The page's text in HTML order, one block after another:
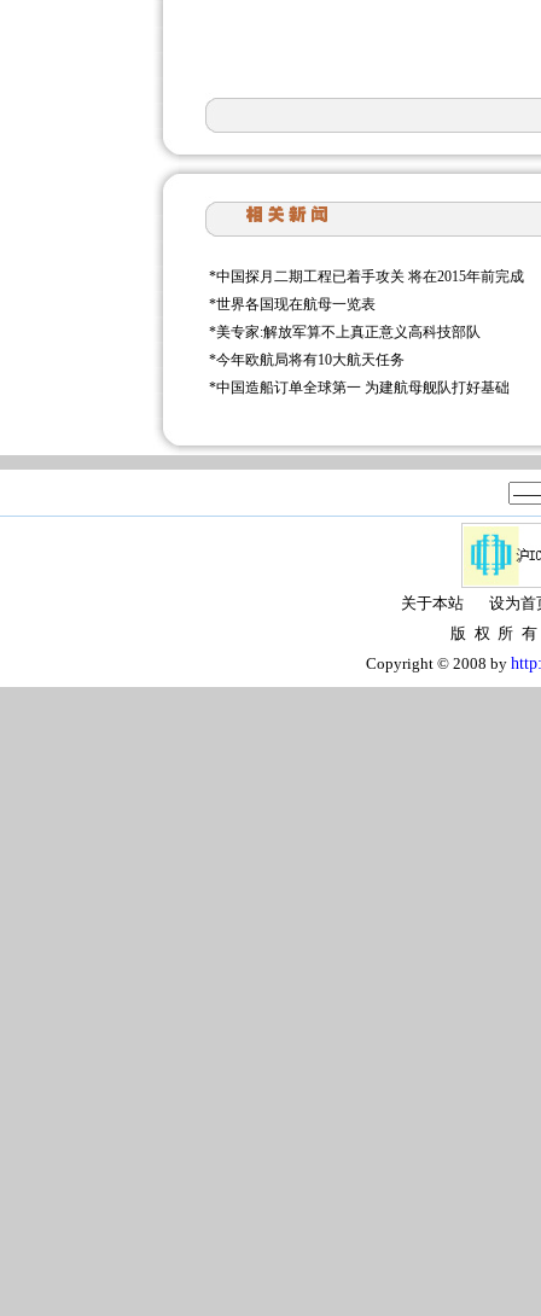
*中国探月二期工程已着手攻关 将在2015年前完成
*世界各国现在航母一览表
*美专家:解放军算不上真正意义高科技部队
*今年欧航局将有10大航天任务
*中国造船订单全球第一 为建航母舰队打好基础